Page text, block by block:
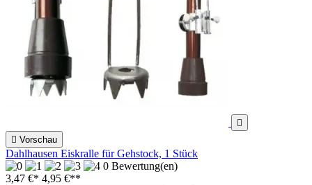

 Vorschau
Dahlhausen Eiskralle für Gehstock, 1 Stück
0 Bewertung(en)
3,47 €* 4,95 €**